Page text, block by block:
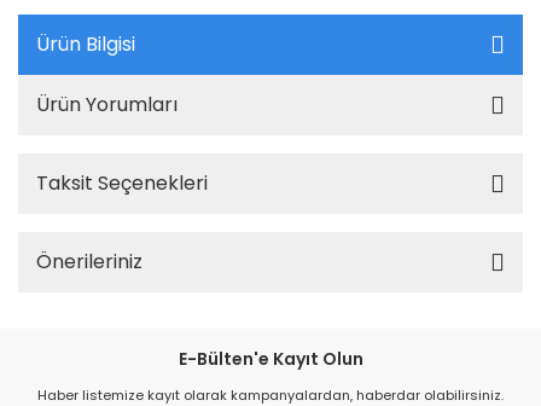
Ürün Bilgisi
Ürün Yorumları
Taksit Seçenekleri
Önerileriniz
E-Bülten'e Kayıt Olun
Haber listemize kayıt olarak kampanyalardan, haberdar olabilirsiniz.